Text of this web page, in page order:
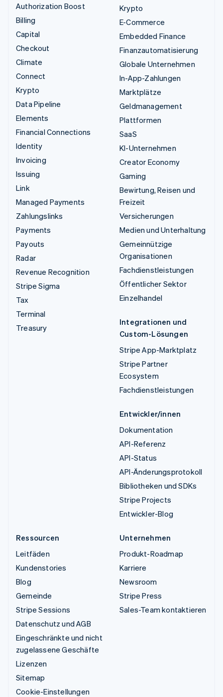
Authorization Boost
Billing
Capital
Checkout
Climate
Connect
Krypto
Data Pipeline
Elements
Financial Connections
Identity
Invoicing
Issuing
Link
Managed Payments
Zahlungslinks
Payments
Payouts
Radar
Revenue Recognition
Stripe Sigma
Tax
Terminal
Treasury
Krypto
E-Commerce
Embedded Finance
Finanzautomatisierung
Globale Unternehmen
In-App-Zahlungen
Marktplätze
Geldmanagement
Plattformen
SaaS
KI-Unternehmen
Creator Economy
Gaming
Bewirtung, Reisen und
Freizeit
Versicherungen
Medien und Unterhaltung
Gemeinnützige
Organisationen
Fachdienstleistungen
Öffentlicher Sektor
Einzelhandel
Integrationen und
Custom-Lösungen
Stripe App-Marktplatz
Stripe Partner
Ecosystem
Fachdienstleistungen
Entwickler/innen
Dokumentation
API-Referenz
API-Status
API-Änderungsprotokoll
Bibliotheken und SDKs
Stripe Projects
Entwickler-Blog
Ressourcen
Leitfäden
Kundenstories
Blog
Gemeinde
Stripe Sessions
Datenschutz und AGB
Eingeschränkte und nicht
zugelassene Geschäfte
Lizenzen
Sitemap
Cookie-Einstellungen
Unternehmen
Produkt-Roadmap
Karriere
Newsroom
Stripe Press
Sales-Team kontaktieren